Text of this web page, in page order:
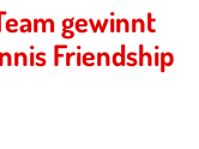
gewinnt
Friendship